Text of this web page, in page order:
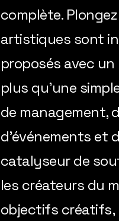
complète.
artistiques sont
proposés avec un
plus qu'une
de management,
d'événements et
catalyseur de
les créateurs du
objectifs créatifs,